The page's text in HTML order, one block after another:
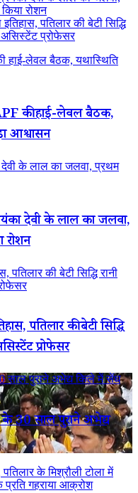
रोशन
पतिलार की बेटी सिद्धि
असिस्टेंट प्रोफेसर
हाई-लेवल बैठक, यथास्थिति
की हाई-लेवल बैठक,
आश्वासन
देवी के लाल का जलवा, प्रथम
देवी के लाल का जलवा,
रोशन
की बेटी सिद्धि रानी
पतिलार की बेटी सिद्धि
प्रोफेसर
साल पुराने अभेद्य किले में सेंध
के 30 साल पुराने अभेद्य
के मिश्रौली टोला में
प्रति गहराया आक्रोश